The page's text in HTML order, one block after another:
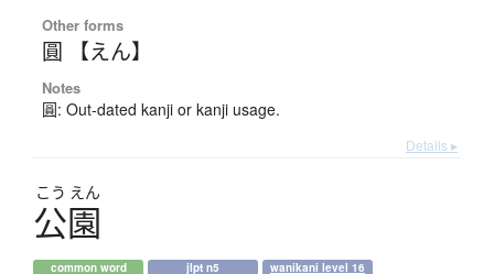
Other forms
圓 【えん】
Notes
圓: Out-dated kanji or kanji usage.
Details ▸
こう えん
公園
common word jlpt n5 wanikani level 16